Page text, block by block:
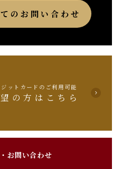
のお問い合わせ
ットカードのご利用可能
の方はこちら
お問い合わせ